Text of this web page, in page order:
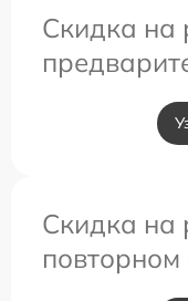
Скидка на
Скидка на